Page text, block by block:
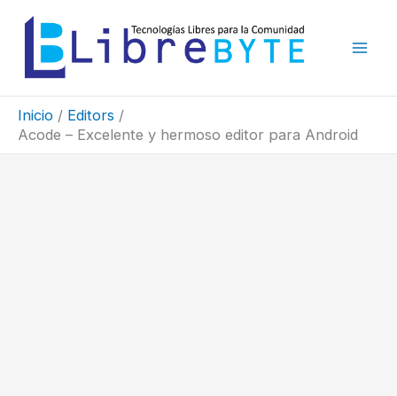
contenido
Inicio
Editors
Acode – Excelente y hermoso editor para Android